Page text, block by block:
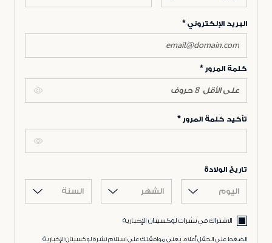
البريد الإلكتروني
كلمة المرور
تأكيد كلمة المرور
تاريخ الولادة
اليوم الشهر السنة
الاشتراك في نشرات لوكسيتان الإخبارية
الضغط على الحقل أعلاه، يعني موافقتك على استلام نشرة لوكسيتان الإخبارية